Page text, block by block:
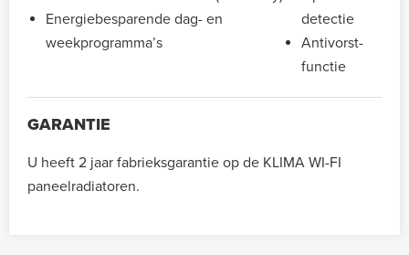
Energiebesparende dag- en
weekprogramma’s
detectie
Antivorst-
functie
GARANTIE
U heeft 2 jaar fabrieksgarantie op de KLIMA WI-FI
paneelradiatoren.